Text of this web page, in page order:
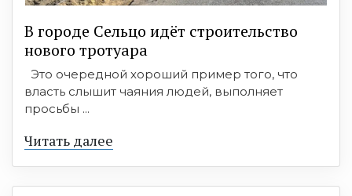
В городе Сельцо идёт строительство
нового тротуара
Это очередной хороший пример того, что
власть слышит чаяния людей, выполняет
просьбы ...
Читать далее